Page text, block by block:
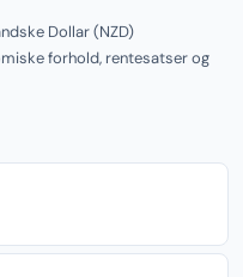
Dollar (NZD)
forhold, rentesatser og